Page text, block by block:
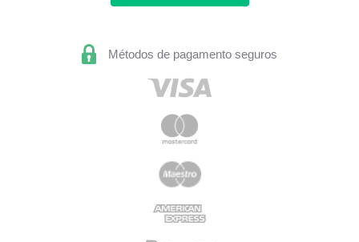
Métodos de pagamento seguros